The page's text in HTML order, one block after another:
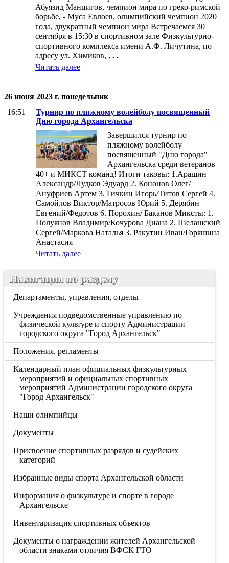
Абуязид Манцигов, чемпион мира по греко-римской
борьбе, - Муса Евлоев, олимпийский чемпион 2020
года, двукратный чемпион мира Встречаемся 30
сентября в 15:30 в спортивном зале Физкультурно-
спортивного комплекса имени А.Ф. Личутина, по
адресу ул. Химиков, . . .
Читать далее
26 июня 2023 г. понедельник
16:51
Турнир по пляжному волейболу посвященный
Дню города Архангельска
Завершился турнир по
пляжному волейболу
посвященный "Дню города"
Архангельска среди ветеранов
40+ и МИКСТ команд! Итоги таковы: 1.Арашин
Александр/Лудков Эдуард 2. Кононов Олег/
Ануфриев Артем 3. Гичкин Игорь/Титов Сергей 4.
Самойлов Виктор/Матросов Юрий 5. Дерябин
Евгений/Федотов 6. Порохин/ Баканов Миксты: 1.
Полуянов Владимир/Кочурова Диана 2. Шелашский
Сергей/Маркова Наталья 3. Ракутин Иван/Горяшина
Анастасия
Читать далее
Навигация по разделу
Департаменты, управления, отделы
Учреждения подведомственные управлению по
физической культуре и спорту Администрации
городского округа "Город Архангельск"
Положения, регламенты
Календарный план официальных физкультурных
мероприятий и официальных спортивных
мероприятий Администрации городского округа
"Город Архангельск"
Наши олимпийцы
Документы
Присвоение спортивных разрядов и судейских
категорий
Избранные виды спорта Архангельской области
Информация о физкультуре и спорте в городе
Архангельске
Инвентаризация спортивных объектов
Документы о награждении жителей Архангельской
области знаками отличия ВФСК ГТО